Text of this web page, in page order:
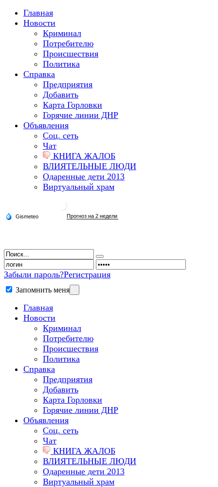
Главная
Новости
Криминал
Потребителю
Происшествия
Политика
Справка
Предприятия
Добавить
Карта Горловки
Горячие линии ДНР
Объявления
Соц. сеть
Чат
КНИГА ЖАЛОБ
ВЛИЯТЕЛЬНЫЕ ЛЮДИ
Одаренные дети 2013
Виртуальный храм
Забыли пароль?Регистрация
Запомнить меня
Главная
Новости
Криминал
Потребителю
Происшествия
Политика
Справка
Предприятия
Добавить
Карта Горловки
Горячие линии ДНР
Объявления
Соц. сеть
Чат
КНИГА ЖАЛОБ
ВЛИЯТЕЛЬНЫЕ ЛЮДИ
Одаренные дети 2013
Виртуальный храм